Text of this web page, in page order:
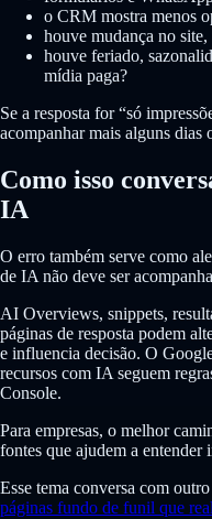
o CRM mostra menos
houve mudança no
houve feriado,
mídia paga?
Se a resposta for “só
acompanhar mais alguns dias
Como isso
IA
O erro também serve como
de IA não deve ser
AI Overviews, snippets,
páginas de resposta podem
e influencia decisão. O
recursos com IA seguem
Console.
Para empresas, o melhor
fontes que ajudem a entender
Esse tema conversa com
páginas fundo de funil que